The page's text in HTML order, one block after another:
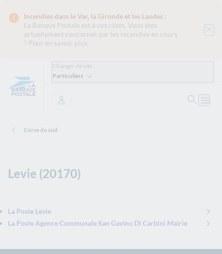
Incendies dans le Var, la Gironde et les Landes :
La Banque Postale est à vos côtés. Vous êtes
actuellement concernés par les incendies en cours
? Pour en savoir plus
Changer de site
Particuliers
Se connecter
Corse du sud
Levie (20170)
La Poste Levie
La Poste Agence Communale San Gavino Di Carbini Mairie